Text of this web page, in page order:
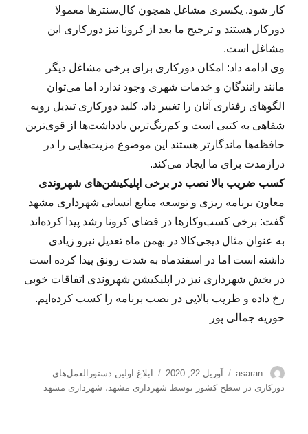
کار شود. یکسری مشاغل همچون کال‌سنترها معمولا
دورکار هستند و ترجیح ما بعد از کرونا نیز دورکاری این
مشاغل است.
وی ادامه داد: امکان دورکاری برای برخی مشاغل دیگر
مانند رانندگان و خدمات شهری وجود ندارد اما می‌توان
الگوهای رفتاری آنان را تغییر داد. کلید دورکاری تبدیل رویه
شفاهی به کتبی است و کم‌رنگ‌ترین یادداشت‌ها از قوی‌ترین
حافظه‌ها ماندگار‌تر هستند این موضوع مزیت‌هایی را در
درازمدت برای ما ایجاد می‌کند.
کسب ضریب بالا نصب در برخی اپلیکیشن‌های شهروندی
معاون برنامه ریزی و توسعه منابع انسانی شهرداری مشهد
گفت: برخی کسب‌وکارها در فضای کرونا رشد پیدا کرده‌اند
به عنوان مثال دیجی‌کالا در بهمن ماه تعدیل نیرو زیادی
داشته است اما در اسفندماه به شدت رونق پیدا کرده است
در بخش شهرداری نیز در اپلیکیشن شهروندی اتفاقات خوبی
رخ داده و ظریب بالایی در نصب برنامه را کسب کرده‌ایم.
حوریه جمالی پور
نویسنده
asaran
ارسال
شده
آوریل 22, 2020 برچسب‌ها
ابلاغ اولین دستورالعمل‌های
دورکاری در سطح کشور توسط شهرداری مشهد، شهرداری مشهد